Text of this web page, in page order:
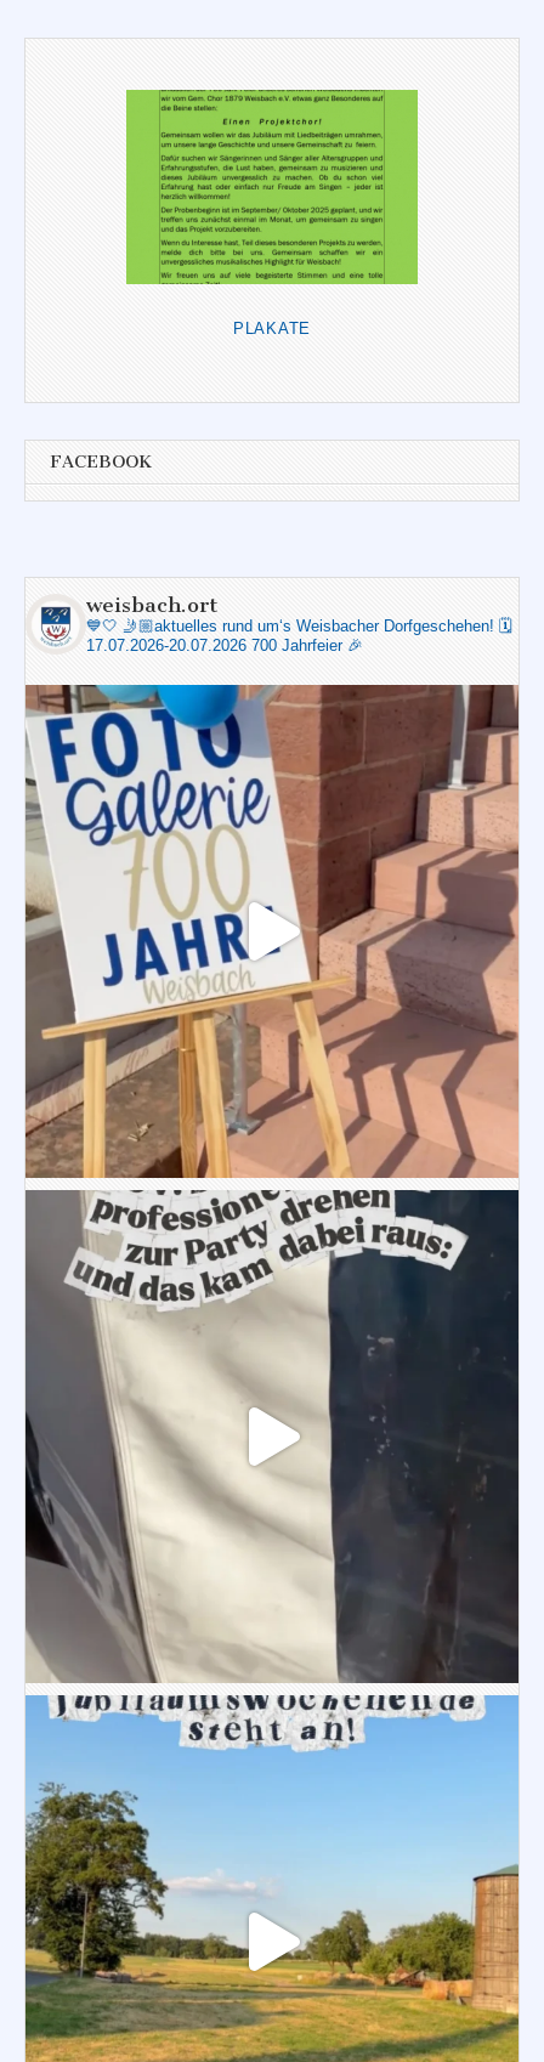
PLAKATE
FACEBOOK
weisbach.ort
💙🤍 🤳🏼aktuelles rund um‘s Weisbacher Dorfgeschehen! 🗓️
17.07.2026-20.07.2026 700 Jahrfeier 🎉